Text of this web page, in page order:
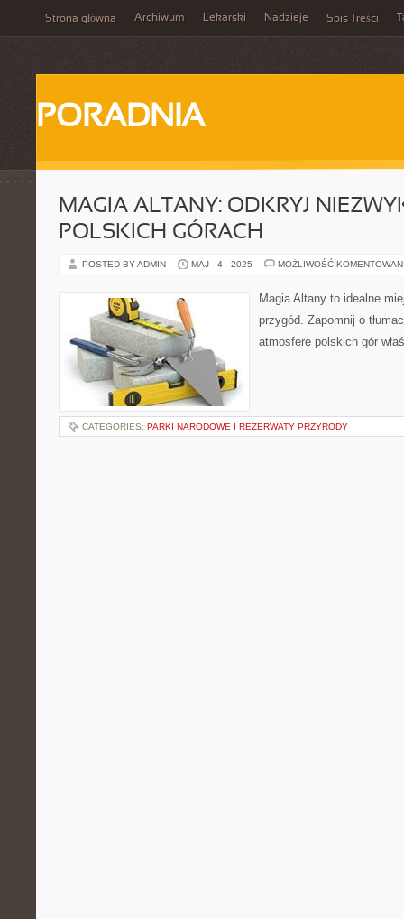
Strona główna Archiwum Lekarski Nadzieje Spis Treści
PORADNIA
MAGIA ALTANY: ODKRYJ
POLSKICH GÓRACH
POSTED BY ADMIN MAJ - 4 - 2025 MOŻLIWOŚĆ
Magia Altany to idealne
przygód. Zapomnij o
atmosferę polskich gór
CATEGORIES: PARKI NARODOWE I REZERWATY PRZYRODY